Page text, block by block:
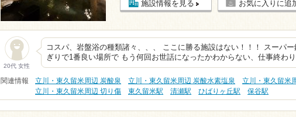
施設情報を見る お気に入りに追
20代 女性
コスパ、岩盤浴の種類諸々、、、 ここに勝る施設はない！！！ スーパ
ぎりで1番良い場所で もう何回お世話になったかわからない、仕事終わ
関連情報 立川・東久留米周辺 炭酸泉 立川・東久留米周辺 炭酸水素塩泉
立川・東久留米
立川・東久留米周辺 切り傷
東久留米駅 清瀬駅 ひばりヶ丘駅 保谷駅